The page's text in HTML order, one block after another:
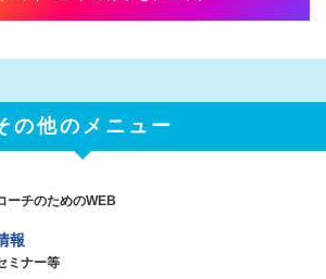
の他のメニュー
ーチのためのWEB
報
ミナー等